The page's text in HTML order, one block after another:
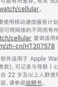
cellular。
使用移动通信服务计
可用网络的不同而有
cellular 查询适用
zh-cn/HT207578
软件适用于 Apple
)，可记录与导联 I
22 岁及以上人群使
，请参阅 说明书。